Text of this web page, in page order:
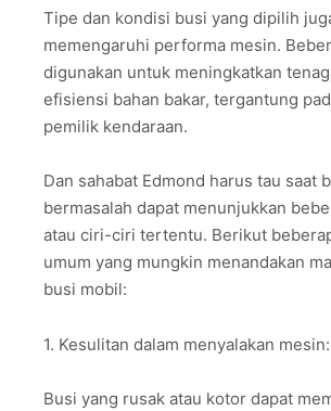
Tipe dan kondisi busi yang dipilih
memengaruhi performa mesin.
digunakan untuk meningkatkan
efisiensi bahan bakar, tergantung
pemilik kendaraan.
Dan sahabat Edmond harus tau saat
bermasalah dapat menunjukkan
atau ciri-ciri tertentu. Berikut
umum yang mungkin menandakan
busi mobil:
1. Kesulitan dalam menyalakan mesin:
Busi yang rusak atau kotor dapat